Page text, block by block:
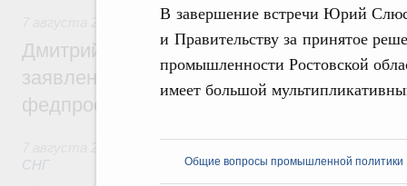
В завершение встречи Юрий
и Правительству за принятое
промышленности Ростовской
имеет большой
Общие вопросы промышленной политики
Среднее профессиональное образование
Дмитрий Чернышенко: Установлен
заявлений от абитуриентов колледжей и
федпроекта «Профессионалитет»
СНГ